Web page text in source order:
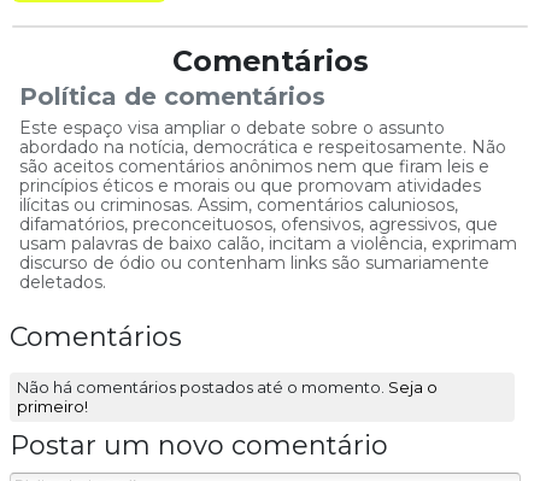
Comentários
Política de comentários
Este espaço visa ampliar o debate sobre o assunto
abordado na notícia, democrática e respeitosamente. Não
são aceitos comentários anônimos nem que firam leis e
princípios éticos e morais ou que promovam atividades
ilícitas ou criminosas. Assim, comentários caluniosos,
difamatórios, preconceituosos, ofensivos, agressivos, que
usam palavras de baixo calão, incitam a violência, exprimam
discurso de ódio ou contenham links são sumariamente
deletados.
Comentários
Não há comentários postados até o momento. Seja o
primeiro!
Postar um novo comentário